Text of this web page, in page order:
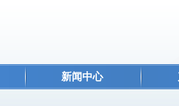
新闻中心